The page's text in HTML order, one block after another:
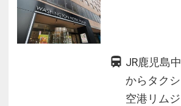
JR鹿児島
からタクシ
空港リム